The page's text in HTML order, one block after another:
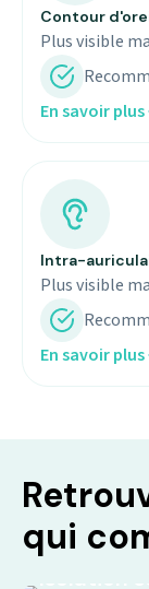
Contour
Plus visible
En savoir plus
Intra-
Plus visible
En savoir plus
qui